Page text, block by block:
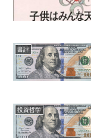
書評
投資哲学